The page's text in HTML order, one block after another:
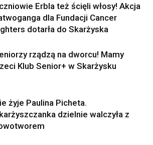
Erbla też ścięli włosy! Akcja
dla Fundacji Cancer
dotarła do Skarżyska
rządzą na dworcu! Mamy
Klub Senior+ w Skarżysku
żyje Paulina Picheta.
dzielnie walczyła z